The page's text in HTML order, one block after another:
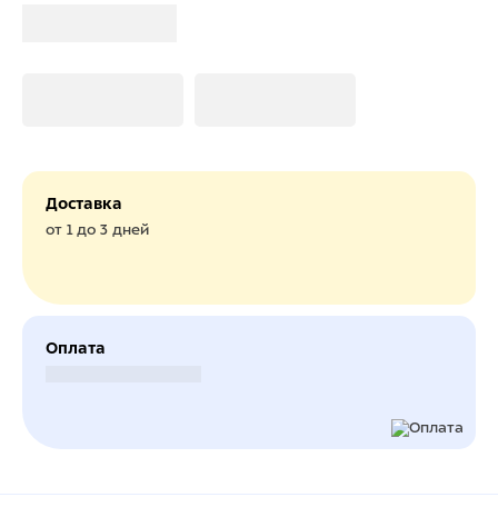
Доставка
от 1 до 3 дней
Оплата